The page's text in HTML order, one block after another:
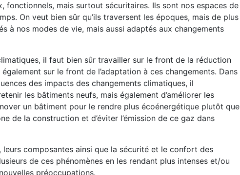
fonctionnels, mais surtout sécuritaires. Ils sont nos espaces de
On veut bien sûr qu’ils traversent les époques, mais de plus
à nos modes de vie, mais aussi adaptés aux changements
il faut bien sûr travailler sur le front de la réduction
sur le front de l’adaptation à ces changements. Dans
des impacts des changements climatiques, il
les bâtiments neufs, mais également d’améliorer les
un bâtiment pour le rendre plus écoénergétique plutôt que
de la construction et d’éviter l’émission de ce gaz dans
composantes ainsi que la sécurité et le confort des
de ces phénomènes en les rendant plus intenses et/ou
préoccupations.